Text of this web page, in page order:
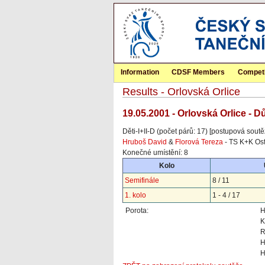
Information CDSF Members
Results - Orlovská Orlice
19.05.2001 - Orlovská Orlice -
Děti-I+II-D (počet párů: 17) [postupová
Hruboš David & Florová Tereza - TS K+K
Konečné umístění: 8
Kolo
Semifinále
8 / 11
1. kolo
1 - 4 / 17
Porota: